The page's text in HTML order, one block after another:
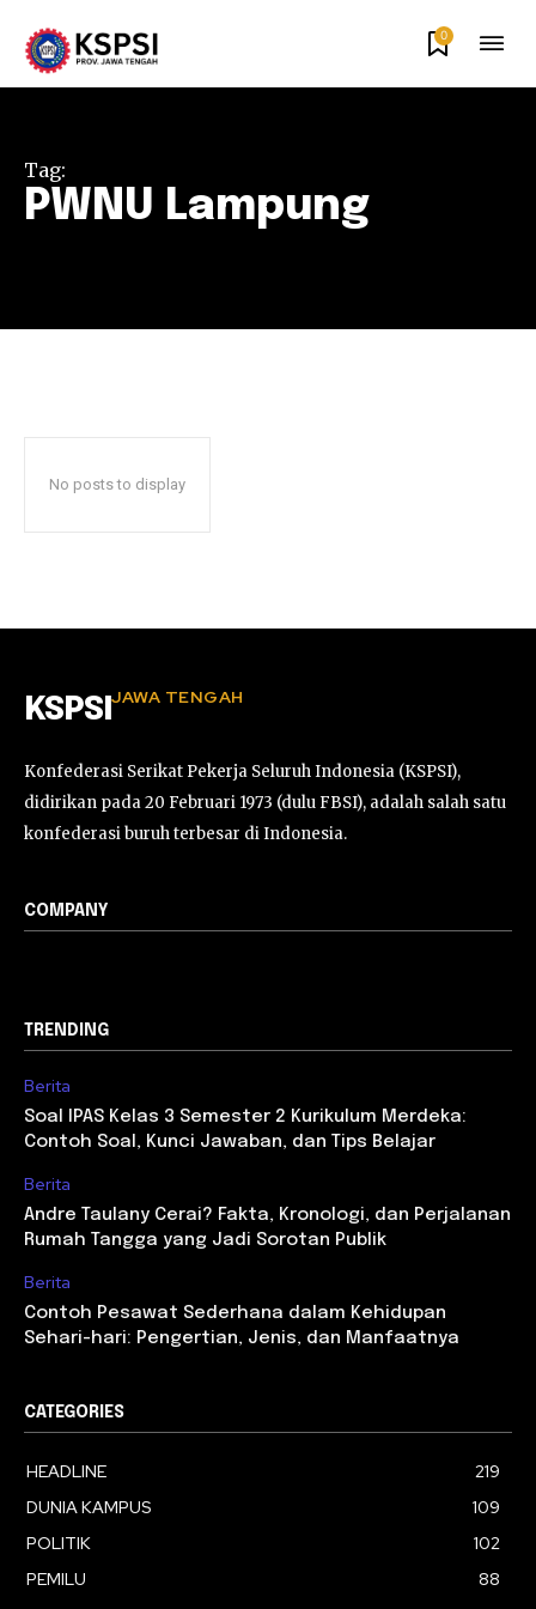
0
Tag:
PWNU Lampung
No posts to display
KSPSI JAWA TENGAH
Konfederasi Serikat Pekerja Seluruh Indonesia (KSPSI),
didirikan pada 20 Februari 1973 (dulu FBSI), adalah salah satu
konfederasi buruh terbesar di Indonesia.
COMPANY
TRENDING
Berita
Soal IPAS Kelas 3 Semester 2 Kurikulum Merdeka:
Contoh Soal, Kunci Jawaban, dan Tips Belajar
Berita
Andre Taulany Cerai? Fakta, Kronologi, dan Perjalanan
Rumah Tangga yang Jadi Sorotan Publik
Berita
Contoh Pesawat Sederhana dalam Kehidupan
Sehari-hari: Pengertian, Jenis, dan Manfaatnya
CATEGORIES
HEADLINE
219
DUNIA KAMPUS
109
POLITIK
102
PEMILU
88